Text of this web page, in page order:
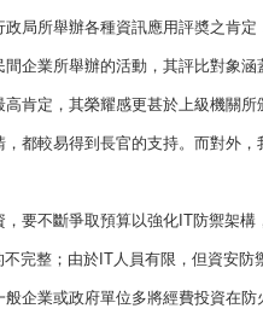
政局所舉辦各種資訊應用評奬之肯
間企業所舉辦的活動，其評比對象
肯定，其榮耀感更甚於上級機關
都較易得到長官的支持。而對外
，要不斷爭取預算以強化IT防禦架
完整；由於IT人員有限，但資安
企業或政府單位多將經費投資在